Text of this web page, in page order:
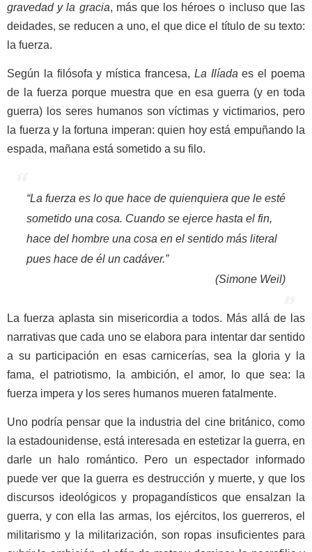
gravedad y la gracia, más que los héroes o incluso que las
deidades, se reducen a uno, el que dice el título de su texto:
la fuerza.
Según la filósofa y mística francesa, La Ilíadaes el poema
de la fuerza porque muestra que en esa guerra (y en toda
guerra) los seres humanos son víctimas y victimarios, pero
la fuerza y la fortuna imperan: quien hoy está empuñando la
espada, mañana está sometido a su filo.
“La fuerza es lo que hace de quienquiera que le esté
sometido una cosa. Cuando se ejerce hasta el fin,
hace del hombre una cosa en el sentido más literal
pues hace de él un cadáver.”
(Simone Weil)
La fuerza aplasta sin misericordia a todos. Más allá de las
narrativas que cada uno se elabora para intentar dar sentido
a su participación en esas carnicerías, sea la gloria y la
fama, el patriotismo, la ambición, el amor, lo que sea: la
fuerza impera y los seres humanos mueren fatalmente.
Uno podría pensar que la industria del cine británico, como
la estadounidense, está interesada en estetizar la guerra, en
darle un halo romántico. Pero un espectador informado
puede ver que la guerra es destrucción y muerte, y que los
discursos ideológicos y propagandísticos que ensalzan la
guerra, y con ella las armas, los ejércitos, los guerreros, el
militarismo y la militarización, son ropas insuficientes para